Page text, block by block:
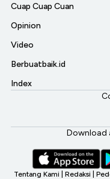
Cuap Cuap Cuan
Opinion
Video
Berbuatbaik.id
Index
Download
Tentang Kami Redaksi